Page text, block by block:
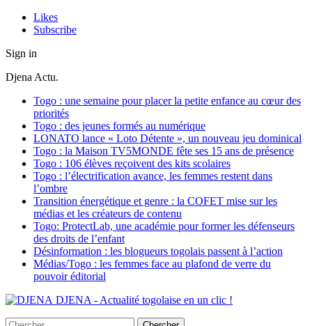
Likes
Subscribe
Sign in
Djena Actu.
Togo : une semaine pour placer la petite enfance au cœur des
priorités
Togo : des jeunes formés au numérique
LONATO lance « Loto Détente », un nouveau jeu dominical
Togo : la Maison TV5MONDE fête ses 15 ans de présence
Togo : 106 élèves reçoivent des kits scolaires
Togo : l’électrification avance, les femmes restent dans
l’ombre
Transition énergétique et genre : la COFET mise sur les
médias et les créateurs de contenu
Togo: ProtectLab, une académie pour former les défenseurs
des droits de l’enfant
Désinformation : les blogueurs togolais passent à l’action
Médias/Togo : les femmes face au plafond de verre du
pouvoir éditorial
DJENA - Actualité togolaise en un clic !